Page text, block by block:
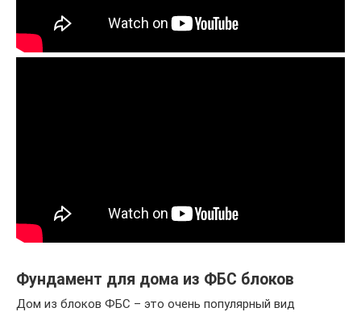
Фундамент для дома из ФБС блоков
Дом из блоков ФБС – это очень популярный вид